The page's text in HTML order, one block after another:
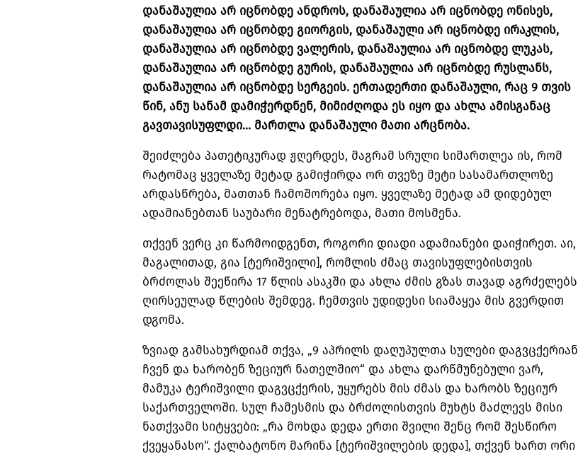
დანაშაულია არ იცნობდე ანდროს, დანაშაულია არ იცნობდე ონისეს,
დანაშაულია არ იცნობდე გიორგის, დანაშაული არ იცნობდე ირაკლის,
დანაშაულია არ იცნობდე ვალერის, დანაშაულია არ იცნობდე ლუკას,
დანაშაულია არ იცნობდე გურის, დანაშაულია არ იცნობდე რუსლანს,
დანაშაულია არ იცნობდე სერგეის. ერთადერთი დანაშაული, რაც 9 თვის
წინ, ანუ სანამ დამიჭერდნენ, მიმიძღოდა ეს იყო და ახლა ამისგანაც
გავთავისუფლდი… მართლა დანაშაული მათი არცნობა.
შეიძლება პათეტიკურად ჟღერდეს, მაგრამ სრული სიმართლეა ის, რომ
რატომაც ყველაზე მეტად გამიჭირდა ორ თვეზე მეტი სასამართლოზე
არდასწრება, მათთან ჩამოშორება იყო. ყველაზე მეტად ამ დიდებულ
ადამიანებთან საუბარი მენატრებოდა, მათი მოსმენა.
თქვენ ვერც კი წარმოიდგენთ, როგორი დიადი ადამიანები დაიჭირეთ. აი,
მაგალითად, გია [ტერიშვილი], რომლის ძმაც თავისუფლებისთვის
ბრძოლას შეეწირა 17 წლის ასაკში და ახლა ძმის გზას თავად აგრძელებს
ღირსეულად წლების შემდეგ. ჩემთვის უდიდესი სიამაყეა მის გვერდით
დგომა.
ზვიად გამსახურდიამ თქვა, „9 აპრილს დაღუპულთა სულები დაგვცქერიან
ჩვენ და ხარობენ ზეციურ ნათელშიო“ და ახლა დარწმუნებული ვარ,
მამუკა ტერიშვილი დაგვცქერის, უყურებს მის ძმას და ხარობს ზეციურ
საქართველოში. სულ ჩამესმის და ბრძოლისთვის მუხტს მაძლევს მისი
ნათქვამი სიტყვები: „რა მოხდა დედა ერთი შვილი შენც რომ შესწირო
ქვეყანასო“. ქალბატონო მარინა [ტერიშვილების დედა], თქვენ ხართ ორი